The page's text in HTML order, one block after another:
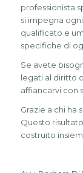
professionista
si impegna
qualificato e
specifiche di
Se avete
legati al diritto
affiancarvi con
Grazie a chi ha
Questo
costruito